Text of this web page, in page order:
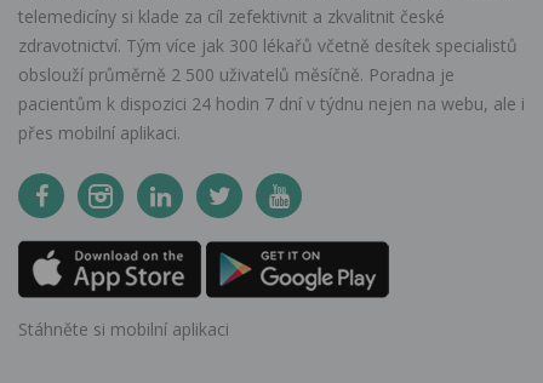
telemedicíny si klade za cíl zefektivnit a zkvalitnit české
zdravotnictví. Tým více jak 300 lékařů včetně desítek specialistů
obslouží průměrně 2 500 uživatelů měsíčně. Poradna je
pacientům k dispozici 24 hodin 7 dní v týdnu nejen na webu, ale i
přes mobilní aplikaci.
Stáhněte si mobilní aplikaci